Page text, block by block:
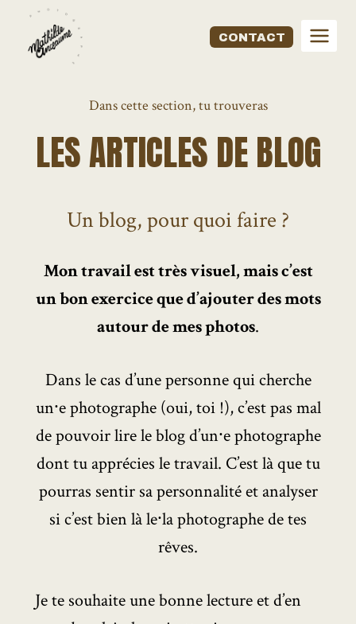
Aller
CONTACT
Dans cette section, tu trouveras
LES ARTICLES DE BLOG
Un blog, pour quoi faire ?
Mon travail est très visuel, mais c’est
un bon exercice que d’ajouter des mots
autour de mes photos.
Dans le cas d’une personne qui cherche
un⸱e photographe (oui, toi !), c’est pas mal
de pouvoir lire le blog d’un⸱e photographe
dont tu apprécies le travail. C’est là que tu
pourras sentir sa personnalité et analyser
si c’est bien là le⸱la photographe de tes
rêves.
Je te souhaite une bonne lecture et d’en